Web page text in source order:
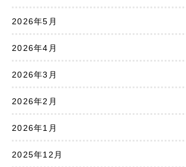
2026年5月
2026年4月
2026年3月
2026年2月
2026年1月
2025年12月